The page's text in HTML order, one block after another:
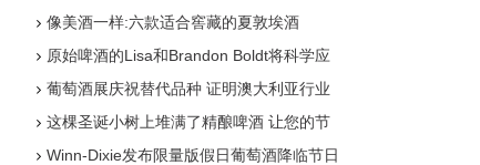
像美酒一样:六款适合窖藏的夏敦埃酒
原始啤酒的Lisa和Brandon Boldt将科学应
葡萄酒展庆祝替代品种 证明澳大利亚行业
这棵圣诞小树上堆满了精酿啤酒 让您的节
Winn-Dixie发布限量版假日葡萄酒降临节日